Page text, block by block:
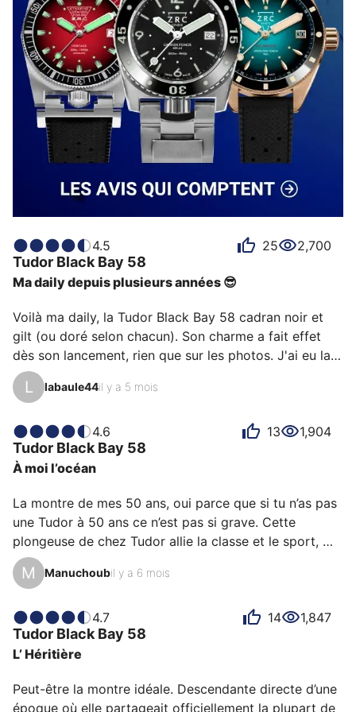
4.5 25 2,700
Tudor Black Bay 58
Ma daily depuis plusieurs années 😎
Voilà ma daily, la Tudor Black Bay 58 cadran noir et
gilt (ou doré selon chacun). Son charme a fait effet
dès son lancement, rien que sur les photos. J'ai eu la
chance de pouvoir l'essayer rapidement sans pouvoir
l'acheter pour autant. Cela m'a forcé malgré moi à
l'acheter selon les dispos de l'époque ! Quelques
semaines après son lancement je suis allé l'acheter
lors d'un week-end à Paris chez Bucherer vers la place
Après plus de 3 ans au poignet, je…
L labaule44il y a 5 mois
4.6 13 1,904
Tudor Black Bay 58
À moi l’océan
La montre de mes 50 ans, oui parce que si tu n’as pas
une Tudor à 50 ans ce n’est pas si grave. Cette
plongeuse de chez Tudor allie la classe et le sport,
portable en toutes circonstance, j’aime
particulièrement sa lunette en aluminium, les détails
la retrouver est toujours un bonheur. La taille pour
mon poignet de 16,5 est juste parfaite, et ce bleu
ahhhhh ce bleu est unique et tellement attirant. Bref
à…
M Manuchoubil y a 6 mois
4.7 14 1,847
Tudor Black Bay 58
L’ Héritière
Peut-être la montre idéale. Descendante directe d’une
époque où elle partageait officiellement la plupart de